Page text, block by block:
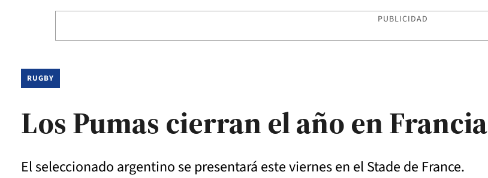
PUBLICIDAD
RUGBY
Los Pumas cierran el año en Francia
El seleccionado argentino se presentará este viernes en el Stade de France.